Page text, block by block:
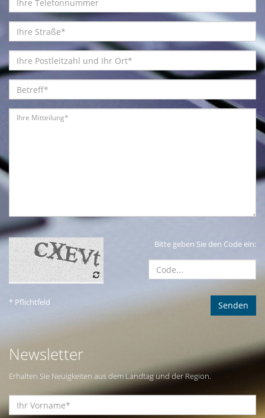
Bitte geben Sie den Code ein:
* Pflichtfeld
Newsletter
Erhalten Sie Neuigkeiten aus dem Landtag und der Region.